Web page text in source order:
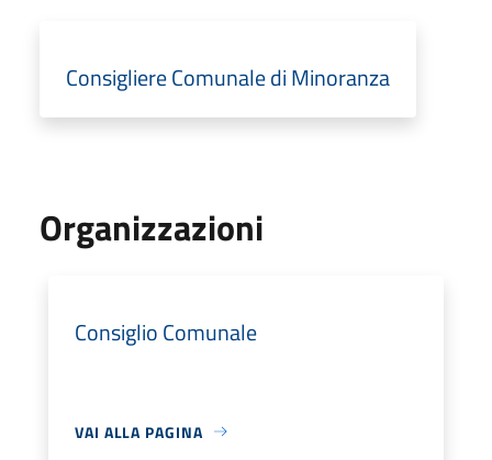
Consigliere Comunale di Minoranza
Organizzazioni
Consiglio Comunale
VAI ALLA PAGINA